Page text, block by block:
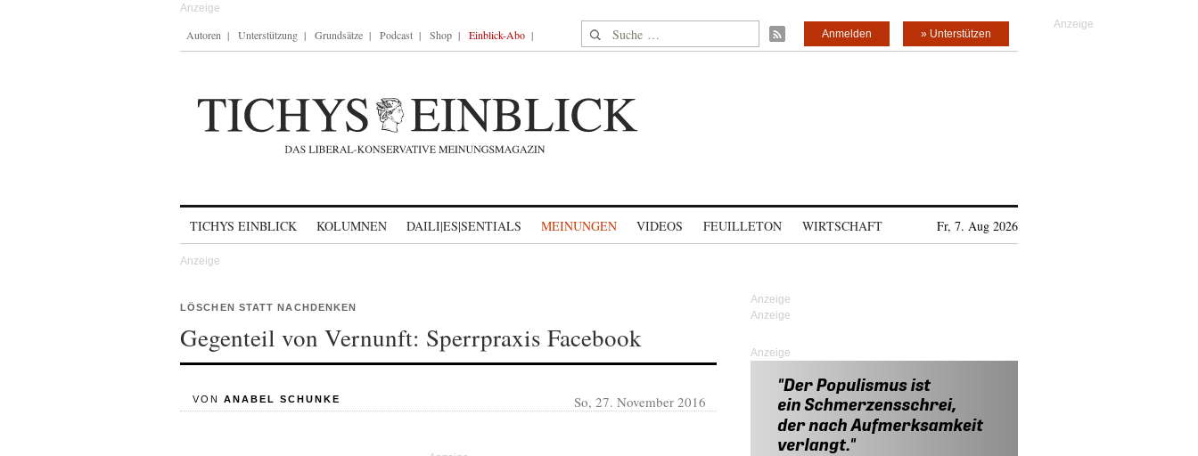
Autoren Unterstützung Grundsätze Podcast Shop Einblick-Abo Suche nach: » Unterstützen
Anmelden
TICHYS EINBLICK KOLUMNEN DAILI|ES|SENTIALS MEINUNGEN VIDEOS FEUILLETON WIRTSCHAFT Fr, 7. Aug 2026
LÖSCHEN STATT NACHDENKEN
Gegenteil von Vernunft: Sperrpraxis Facebook
VON ANABEL SCHUNKE So, 27. November 2016
Anzeige